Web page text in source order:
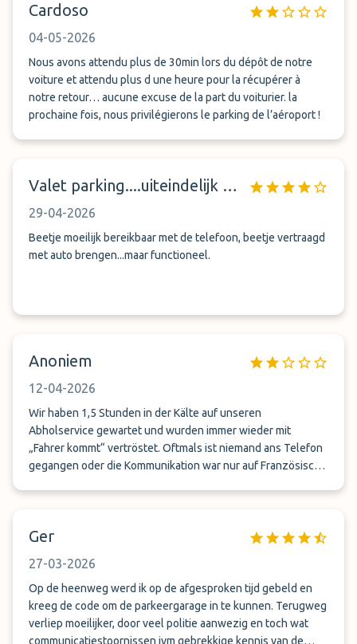
Cardoso
04-05-2026
Nous avons attendu plus de 30min lors du dépôt de notre
voiture et attendu plus d une heure pour la récupérer à
notre retour… aucune excuse de la part du voiturier. la
prochaine fois, nous privilégierons le parking de l’aéroport !
Valet parking....uiteindelijk werkt het wel
29-04-2026
Beetje moeilijk bereikbaar met de telefoon, beetje vertraagd
met auto brengen...maar functioneel.
Anoniem
12-04-2026
Wir haben 1,5 Stunden in der Kälte auf unseren
Abholservice gewartet und wurden immer wieder mit
„Fahrer kommt“ vertröstet. Oftmals ist niemand ans Telefon
gegangen oder die Kommunikation war nur auf Französisch
Ger
27-03-2026
Op de heenweg werd ik op de afgesproken tijd gebeld en
kreeg de code om de parkeergarage in te kunnen. Terugweg
verliep moeilijker, door veel politie aanwezig en toch wat
communicatiestoornissen ivm gebrekkige kennis van de